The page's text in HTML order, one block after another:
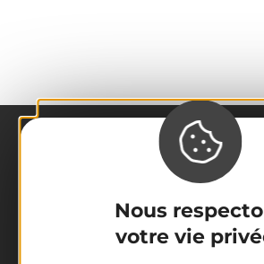
Nous
votre vie
La destination